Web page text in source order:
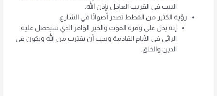
البيت في القريب العاجل بإذن الله.
رؤية الكثير من القطط تصدر أصواتًا في الشارع.
إنه يدل على وفرة القوت والخير الوافر الذي سيحصل عليه
الرائي في الأيام القادمة ويجب أن يقترب من الله ويكون في
الدين والخلق.